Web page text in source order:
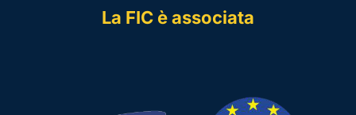
La FIC è associata